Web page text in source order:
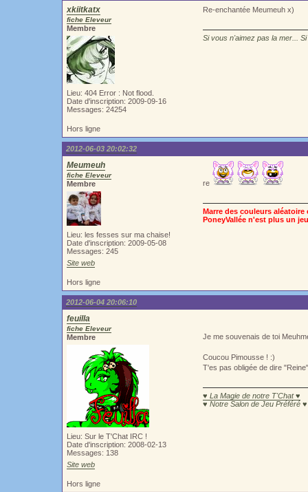
xkiitkatx
fiche Eleveur
Membre
Lieu: 404 Error : Not flood.
Date d'inscription: 2009-09-16
Messages: 24254
Re-enchantée Meumeuh x)
Si vous n'aimez pas la mer...
Hors ligne
2012-06-03 20:02:32
Meumeuh
fiche Eleveur
Membre
Lieu: les fesses sur ma chaise!
Date d'inscription: 2009-05-08
Messages: 245
Site web
re
Marre des couleurs
PoneyVallée n'est plus un
Hors ligne
2012-06-04 20:06:10
feuilla
fiche Eleveur
Membre
Lieu: Sur le T'Chat IRC !
Date d'inscription: 2008-02-13
Messages: 138
Site web
Je me souvenais de toi
Coucou Pimousse ! :)
T'es pas obligée de dire
♥ La Magie de notre T'Chat ♥
♥ Notre Salon de Jeu Préféré ♥
Hors ligne